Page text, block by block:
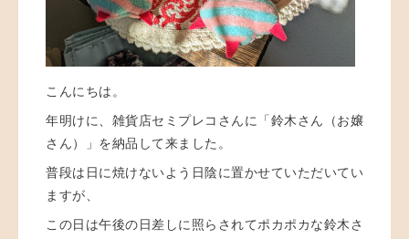
こんにちは。
年明けに、雑貨店セミプレコさんに「鈴木さん（お嬢
さん）」を納品して来ました。
普段は日に焼けないよう日陰に置かせていただいてい
ますが、
この日は午後の日差しに照らされてポカポカな鈴木さ